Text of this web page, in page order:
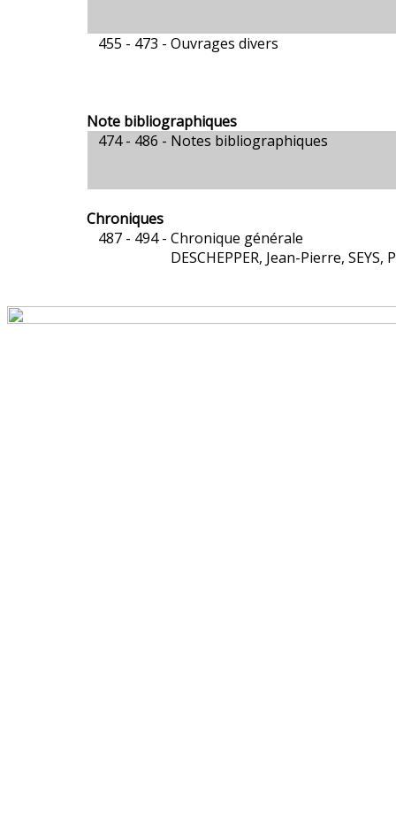
455 - 473 -Ouvrages divers
Note bibliographiques
474 - 486 - Notes bibliographiques
Chroniques
487 - 494 -Chronique générale
DESCHEPPER, Jean-Pierre, SEYS,